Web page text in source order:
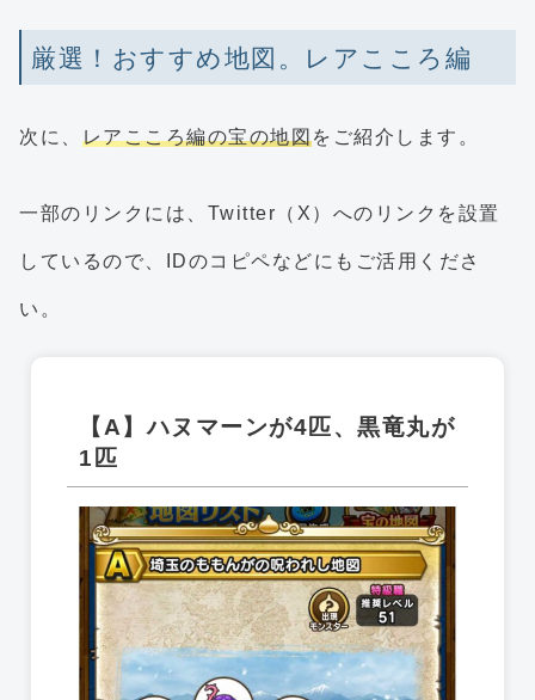
厳選！おすすめ地図。レアこころ編
次に、 レアこころ編の宝の地図をご紹介します。
一部のリンクには、Twitter（X）へのリンクを設置
しているので、IDのコピペなどにもご活用くださ
い。
【A】ハヌマーンが4匹、黒竜丸が
1匹